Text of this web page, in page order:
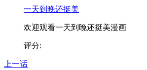
一天到晚还挺美
欢迎观看一天到晚还挺美漫画
评分:
上一话